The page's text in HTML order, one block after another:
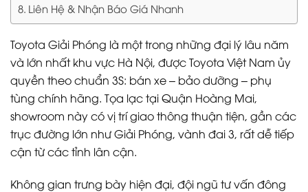
Liên Hệ & Nhận Báo Giá Nhanh
Toyota Giải Phóng là một trong những đại lý lâu năm
và lớn nhất khu vực Hà Nội, được Toyota Việt Nam ủy
quyền theo chuẩn 3S: bán xe – bảo dưỡng – phụ
tùng chính hãng. Tọa lạc tại Quận Hoàng Mai,
showroom này có vị trí giao thông thuận tiện, gần các
trục đường lớn như Giải Phóng, vành đai 3, rất dễ tiếp
cận từ các tỉnh lân cận.
Không gian trưng bày hiện đại, đội ngũ tư vấn đông